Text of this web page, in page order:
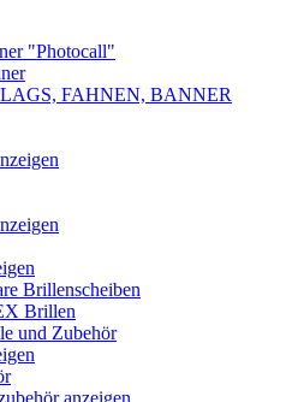
"Photocall"
FAHNEN, BANNER
Brillenscheiben
Brillen
und Zubehör
anzeigen